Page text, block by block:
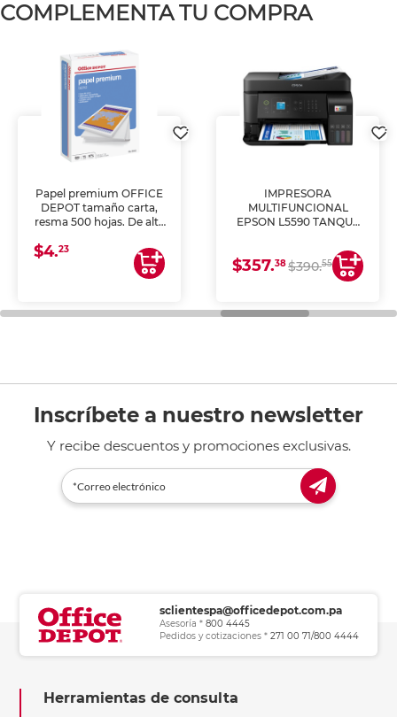
COMPLEMENTA TU COMPRA
Papel premium OFFICE
DEPOT tamaño carta,
resma 500 hojas. De alta
uniforme, ideal para
impresoras de inyección
de tinta y láser,
general de oficina.
$4.23
IMPRESORA
MULTIFUNCIONAL
EPSON L5590 TANQUE
COPIA Y ESCANEA)
$357.38$390.55
Inscríbete a nuestro newsletter
Y recibe descuentos y promociones exclusivas.
sclientespa@officedepot.com.pa
Asesoría * 800 4445
Pedidos y cotizaciones * 271 00 71/800 4444
Herramientas de consulta